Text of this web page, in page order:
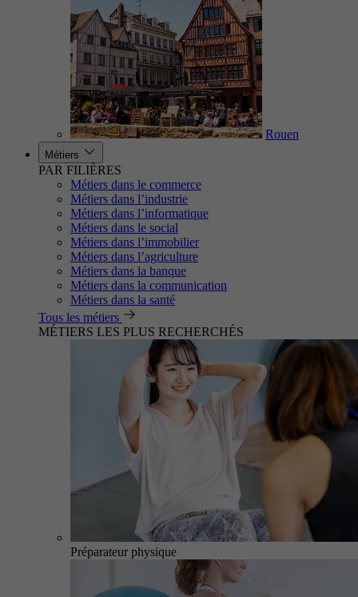
Rouen
Métiers
PAR FILIÈRES
Métiers dans le commerce
Métiers dans l’industrie
Métiers dans l’informatique
Métiers dans le social
Métiers dans l’immobilier
Métiers dans l’agriculture
Métiers dans la banque
Métiers dans la communication
Métiers dans la santé
Tous les métiers
MÉTIERS LES PLUS RECHERCHÉS
Préparateur physique